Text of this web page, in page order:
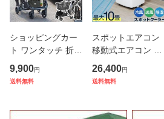
ショッピングカー
ト ワンタッチ 折り
たたみ 軽量 おしゃ
れ 4輪 買い物カー
し 2段 大容量 自立
9,900円
送料無料
スポットエアコン
移動式エアコン 適
応6〜10畳 2.0kW/
2.2kW 工事不要 ス
湿 ドライ 送風 ノ
26,400円
送料無料